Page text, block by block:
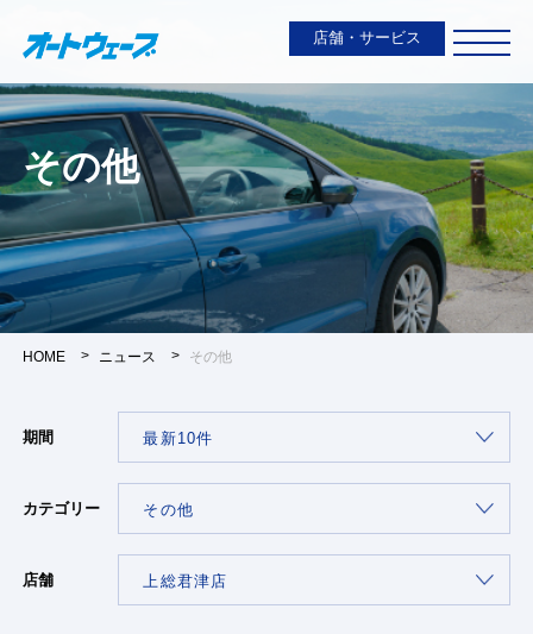
店舗・サービス
その他
HOME ニュース その他
期間
カテゴリー
店舗